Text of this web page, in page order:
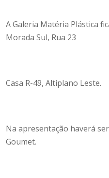
A Galeria Matéria Plástica
Morada Sul, Rua 23
Casa R-49, Altiplano Leste.
Na apresentação haverá
Goumet.